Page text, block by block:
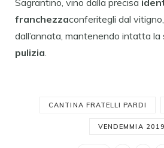
Sagrantino, vino dalla precisa
franchezzaconferitegli dal
dall’annata, mantenendo intatta la
pulizia.
CANTINA FRATELLI PARDI
VENDEMMIA 2019